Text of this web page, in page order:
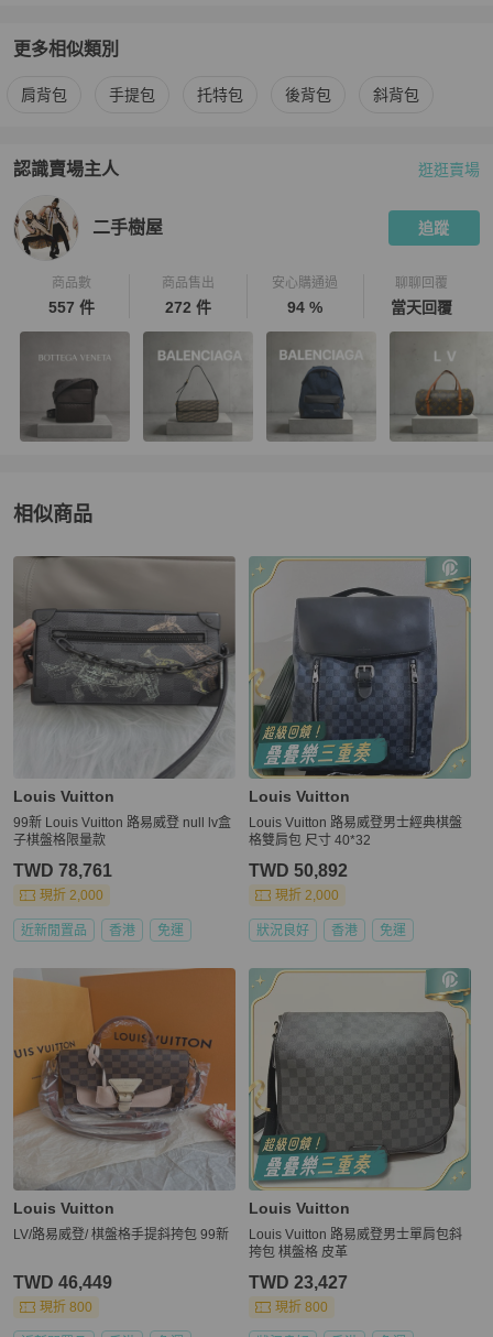
更多相似類別
更多Louis Vuitton女包 相似商品推薦
肩背包 手提包 托特包 後背包 斜背包
認識賣場主人
PopChill 拍拍圈嚴選賣家
逛逛賣場
二手樹屋 追蹤
商品數
557 件
商品售出
272 件
安心購通過
94 %
聊聊回覆
當天回覆
相似商品
更多相似Louis Vuitton女包推薦精品
Louis Vuitton
99新 Louis Vuitton 路易威登 null lv盒
子棋盤格限量款
TWD 78,761
現折 2,000
近新閒置品 香港 免運
Louis Vuitton
Louis Vuitton 路易威登男士經典棋盤
格雙肩包 尺寸 40*32
TWD 50,892
現折 2,000
狀況良好 香港 免運
Louis Vuitton
LV/路易威登/ 棋盤格手提斜挎包 99新
TWD 46,449
現折 800
Louis Vuitton
Louis Vuitton 路易威登男士單肩包斜
挎包 棋盤格 皮革
TWD 23,427
現折 800